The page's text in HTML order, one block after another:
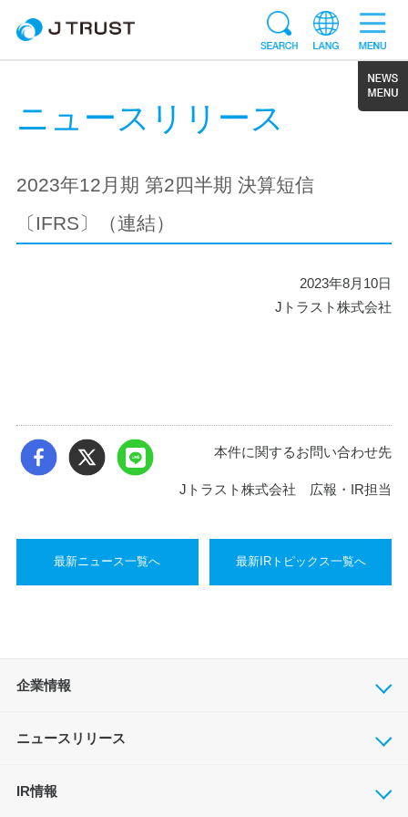
ニュースリリース
2023年12月期 第2四半期 決算短信
〔IFRS〕（連結）
2023年8月10日
Jトラスト株式会社
本件に関するお問い合わせ先
Jトラスト株式会社 広報・IR担当
最新ニュース一覧へ 最新IRトピックス一覧へ
企業情報
ニュースリリース
IR情報